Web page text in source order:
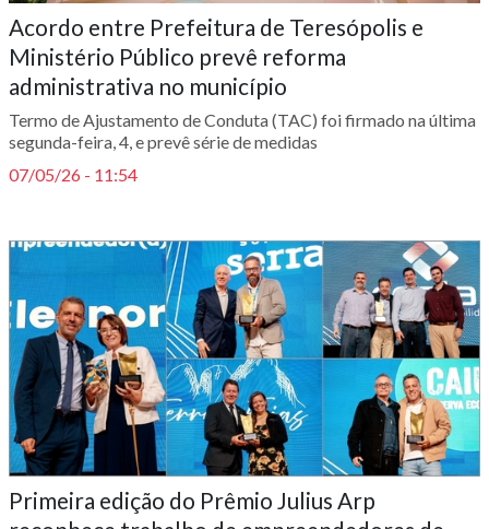
Acordo entre Prefeitura de Teresópolis e
Ministério Público prevê reforma
administrativa no município
Termo de Ajustamento de Conduta (TAC) foi firmado na última
segunda-feira, 4, e prevê série de medidas
07/05/26 - 11:54
Primeira edição do Prêmio Julius Arp